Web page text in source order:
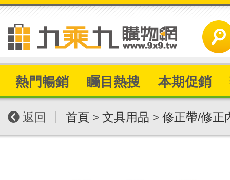
熱門暢銷 矚目熱搜 本期促銷
返回 | 首頁 > 文具用品 > 修正帶/修正